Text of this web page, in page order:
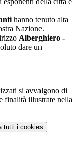
hanno tenuto alta
Nazione.
Alberghiero -
dare un
si avvalgono di
finalità illustrate nella
tutti i cookies